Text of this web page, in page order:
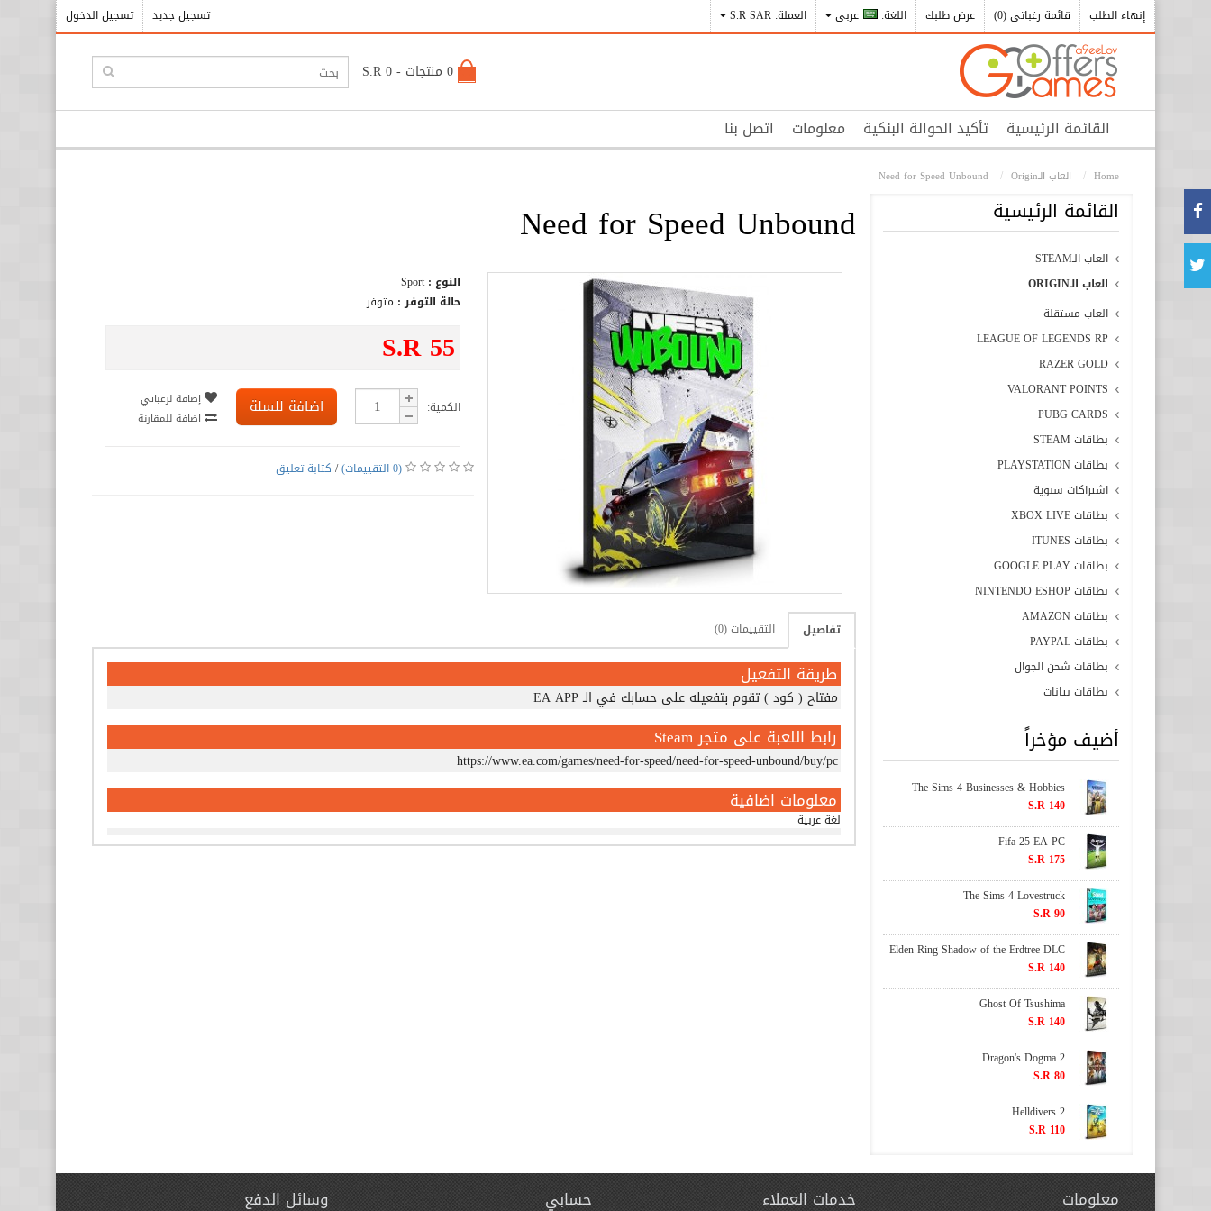
عرض طلبك قائمة رغباتي (0) إنهاء الطلب اللغة: عربي العملة: S.R SAR تسجيل الدخول تسجيل جديد
0 منتجات - S.R 0
القائمة الرئيسية تأكيد الحوالة البنكية معلومات اتصل بنا
Home العاب الـOrigin Need for Speed Unbound
القائمة الرئيسية
العاب الـSTEAM
العاب الـORIGIN
العاب مستقلة
LEAGUE OF LEGENDS RP
RAZER GOLD
VALORANT POINTS
PUBG CARDS
بطاقات STEAM
بطاقات PLAYSTATION
اشتراكات سنوية
بطاقات XBOX LIVE
بطاقات ITUNES
بطاقات GOOGLE PLAY
بطاقات NINTENDO ESHOP
بطاقات AMAZON
بطاقات PAYPAL
بطاقات شحن الجوال
بطاقات بيانات
أضيف مؤخراً
The Sims 4 Businesses & Hobbies
S.R 140
Fifa 25 EA PC
S.R 175
The Sims 4 Lovestruck
S.R 90
Elden Ring Shadow of the Erdtree DLC
S.R 140
Ghost Of Tsushima
S.R 140
Dragon's Dogma 2
S.R 80
Helldivers 2
S.R 110
Need for Speed Unbound
النوع :Sport
حالة التوفر : متوفر
S.R 55
الكمية: اضافة للسلة
إضافة لرغباتي
اضافة للمقارنة
(0 التقييمات) / كتابة تعليق
تفاصيل التقييمات (0)
طريقة التفعيل
مفتاح ( كود ) تقوم بتفعيله على حسابك في الـ EA APP
رابط اللعبة على متجر Steam
https://www.ea.com/games/need-for-speed/need-for-speed-unbound/buy/pc
معلومات اضافية
لغة عربية
معلومات خدمات العملاء حسابي وسائل الدفع